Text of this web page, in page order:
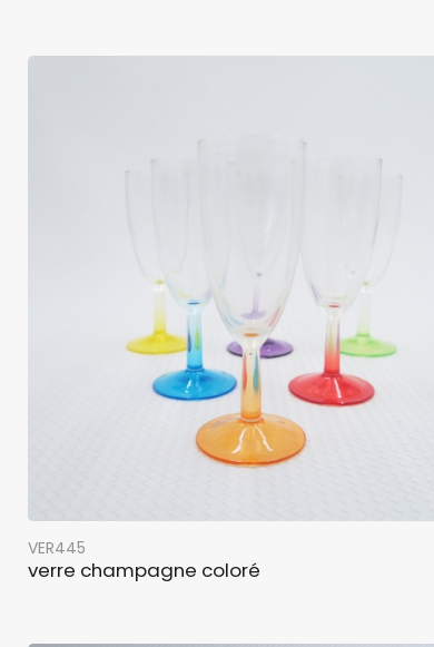
VER445
verre champagne coloré